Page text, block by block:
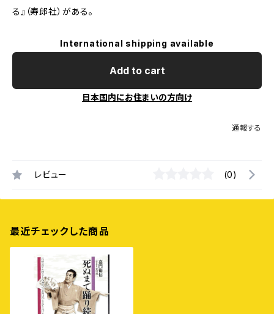
る』（寿郎社）がある。
International shipping available
Add to cart
日本国内にお住まいの方向け
通報する
レビュー (0)
最近チェックした商品